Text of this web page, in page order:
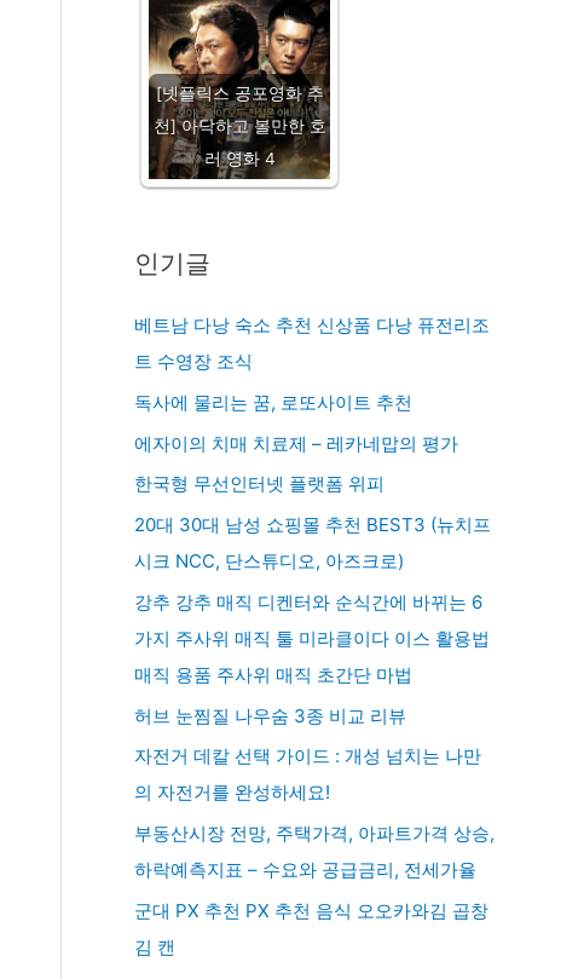
[넷플릭스 공포영화 추
천] 아닥하고 볼만한 호
러 영화 4
인기글
베트남 다낭 숙소 추천 신상품 다낭 퓨전리조
트 수영장 조식
독사에 물리는 꿈, 로또사이트 추천
에자이의 치매 치료제 – 레카네맙의 평가
한국형 무선인터넷 플랫폼 위피
20대 30대 남성 쇼핑몰 추천 BEST3 (뉴치프
시크 NCC, 단스튜디오, 아즈크로)
강추 강추 매직 디켄터와 순식간에 바뀌는 6
가지 주사위 매직 툴 미라클이다 이스 활용법
매직 용품 주사위 매직 초간단 마법
허브 눈찜질 나우숨 3종 비교 리뷰
자전거 데칼 선택 가이드 : 개성 넘치는 나만
의 자전거를 완성하세요!
부동산시장 전망, 주택가격, 아파트가격 상승,
하락예측지표 – 수요와 공급금리, 전세가율
군대 PX 추천 PX 추천 음식 오오카와김 곱창
김 캔